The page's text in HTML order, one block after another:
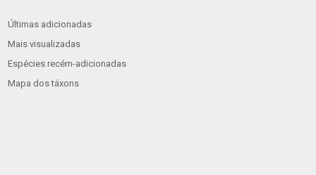
Últimas adicionadas
Mais visualizadas
Espécies recém-adicionadas
Mapa dos táxons